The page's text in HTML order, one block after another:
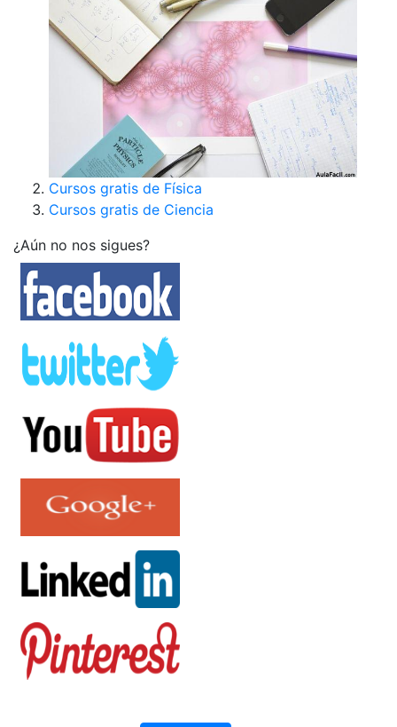
Cursos gratis de Física
Cursos gratis de Ciencia
¿Aún no nos sigues?